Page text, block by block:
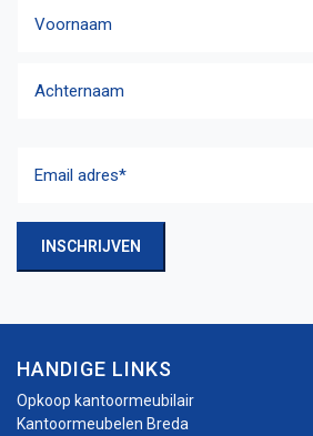
adres(Vereist)
INSCHRIJVEN
HANDIGE LINKS
Opkoop kantoormeubilair
Kantoormeubelen Breda